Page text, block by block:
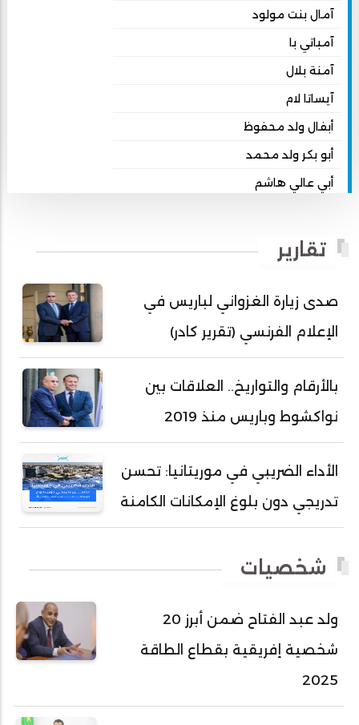
آمال بنت مولود
آمباتي با
آمنة بلال
آيساتا لام
أبفال ولد محفوظ
أبو بكر ولد محمد
أبي عالي هاشم
أحمد بداه
أحمد دداهي مختار
أحمد زيدان ولد محمد محمود
أحمد سالم بكار
أحمد سالم ولد بده
أحمد سالم ولد بكار
أحمد سيد أحمد أج
أحمد طالب ولد محمد
أحمد عبد الله أحمد مسكه
أحمد محفوظ حسني
أحمد محمد عبدالرحمن أمين
أحمد محمود محمد المامي النيسان
تقارير
صدى زيارة الغزواني لباريس في
الإعلام الفرنسي (تقرير كادر)
بالأرقام والتواريخ.. العلاقات بين
نواكشوط وباريس منذ 2019
الأداء الضريبي في موريتانيا: تحسن
تدريجي دون بلوغ الإمكانات الكامنة
شخصيات
ولد عبد الفتاح ضمن أبرز 20
شخصية إفريقية بقطاع الطاقة
2025